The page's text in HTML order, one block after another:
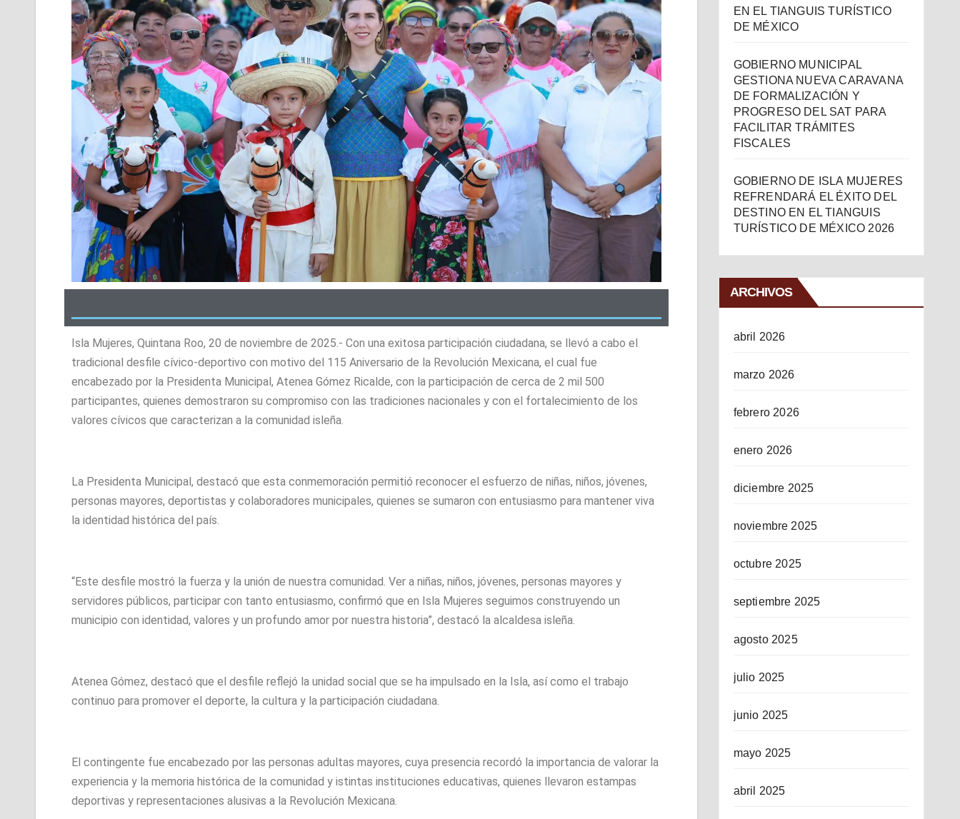
Isla Mujeres, Quintana Roo, 20 de noviembre de 2025.- Con una exitosa participación ciudadana, se llevó a cabo el
tradicional desfile cívico-deportivo con motivo del 115 Aniversario de la Revolución Mexicana, el cual fue
encabezado por la Presidenta Municipal, Atenea Gómez Ricalde, con la participación de cerca de 2 mil 500
participantes, quienes demostraron su compromiso con las tradiciones nacionales y con el fortalecimiento de los
valores cívicos que caracterizan a la comunidad isleña.
La Presidenta Municipal, destacó que esta conmemoración permitió reconocer el esfuerzo de niñas, niños, jóvenes,
personas mayores, deportistas y colaboradores municipales, quienes se sumaron con entusiasmo para mantener viva
la identidad histórica del país.
“Este desfile mostró la fuerza y la unión de nuestra comunidad. Ver a niñas, niños, jóvenes, personas mayores y
servidores públicos, participar con tanto entusiasmo, confirmó que en Isla Mujeres seguimos construyendo un
municipio con identidad, valores y un profundo amor por nuestra historia”, destacó la alcaldesa isleña.
Atenea Gómez, destacó que el desfile reflejó la unidad social que se ha impulsado en la Isla, así como el trabajo
continuo para promover el deporte, la cultura y la participación ciudadana.
El contingente fue encabezado por las personas adultas mayores, cuya presencia recordó la importancia de valorar la
experiencia y la memoria histórica de la comunidad y istintas instituciones educativas, quienes llevaron estampas
deportivas y representaciones alusivas a la Revolución Mexicana.
EN EL TIANGUIS TURÍSTICO
DE MÉXICO
GOBIERNO MUNICIPAL
GESTIONA NUEVA CARAVANA
DE FORMALIZACIÓN Y
PROGRESO DEL SAT PARA
FACILITAR TRÁMITES
FISCALES
GOBIERNO DE ISLA MUJERES
REFRENDARÁ EL ÉXITO DEL
DESTINO EN EL TIANGUIS
TURÍSTICO DE MÉXICO 2026
ARCHIVOS
abril 2026
marzo 2026
febrero 2026
enero 2026
diciembre 2025
noviembre 2025
octubre 2025
septiembre 2025
agosto 2025
julio 2025
junio 2025
mayo 2025
abril 2025